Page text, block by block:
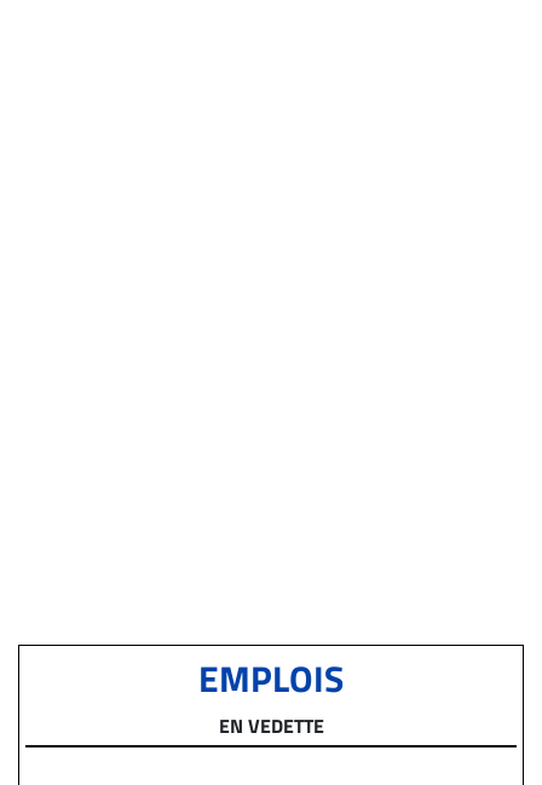
EMPLOIS
EN VEDETTE